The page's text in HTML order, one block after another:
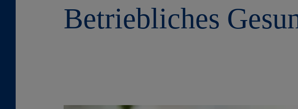
Betriebliches